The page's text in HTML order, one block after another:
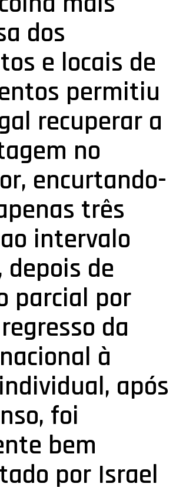
dos
e locais de
permitiu
recuperar a
no
encurtando-
três
intervalo
depois de
parcial por
da
à
após
foi
bem
por Israel